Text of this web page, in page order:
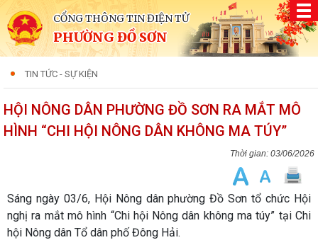
CỔNG THÔNG TIN ĐIỆN TỬ
PHƯỜNG ĐỒ SƠN
TIN TỨC - SỰ KIỆN
HỘI NÔNG DÂN PHƯỜNG ĐỒ SƠN RA MẮT MÔ
HÌNH “CHI HỘI NÔNG DÂN KHÔNG MA TÚY”
03/06/2026
Sáng ngày 03/6, Hội Nông dân phường Đồ Sơn tổ chức Hội
nghị ra mắt mô hình “Chi hội Nông dân không ma túy” tại Chi
hội Nông dân Tổ dân phố Đông Hải.